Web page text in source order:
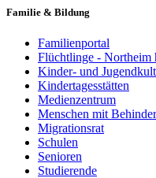
Familie & Bildung
Familienportal
Flüchtlinge - Northeim
Kinder- und
Kindertagesstätten
Medienzentrum
Menschen mit
Migrationsrat
Schulen
Senioren
Studierende